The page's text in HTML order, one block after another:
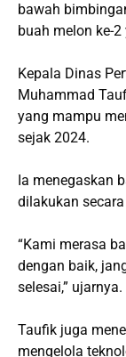
bawah
buah melon ke-
Kepala Dinas
Muhammad
yang mampu
sejak 2024.
Ia menegaskan
dilakukan
“Kami merasa
dengan baik,
selesai,” ujarnya.
Taufik juga
mengelola